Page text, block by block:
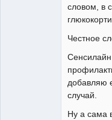
словом, в
Честное
добавляю
случай.
Ну а сама